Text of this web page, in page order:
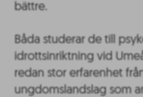
bättre.
Båda studerar de till
idrottsinriktning vid
redan stor erfarenhet
ungdomslandslag som